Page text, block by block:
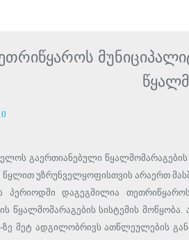
გაერთიანებული წყალმომარაგების
წყლით უზრუნველყოფისთვის არაერთ
პერიოდში დაგეგმილია
წყალმომარაგების სისტემის
ზე მეტ ადგილობრივს ათწლეულების